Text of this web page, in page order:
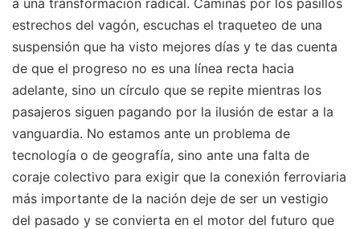
a una transformación radical. Caminas por los pasillos
estrechos del vagón, escuchas el traqueteo de una
suspensión que ha visto mejores días y te das cuenta
de que el progreso no es una línea recta hacia
adelante, sino un círculo que se repite mientras los
pasajeros siguen pagando por la ilusión de estar a la
vanguardia. No estamos ante un problema de
tecnología o de geografía, sino ante una falta de
coraje colectivo para exigir que la conexión ferroviaria
más importante de la nación deje de ser un vestigio
del pasado y se convierta en el motor del futuro que